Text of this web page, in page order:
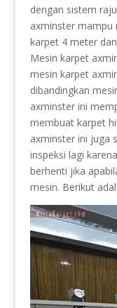
dengan sistem
axminster mampu
karpet 4 meter
Mesin karpet
mesin karpet
dibandingkan
axminster ini
membuat karpet
axminster ini juga
inspeksi lagi
berhenti jika
mesin. Berikut